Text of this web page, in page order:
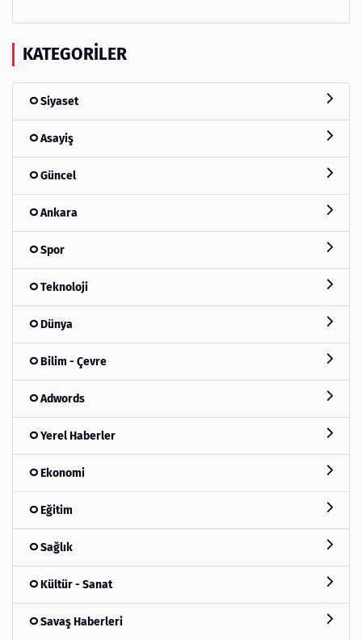
KATEGORILER
Siyaset
Asayiş
Güncel
Ankara
Spor
Teknoloji
Dünya
Bilim - Çevre
Adwords
Yerel Haberler
Ekonomi
Eğitim
Sağlık
Kültür - Sanat
Savaş Haberleri